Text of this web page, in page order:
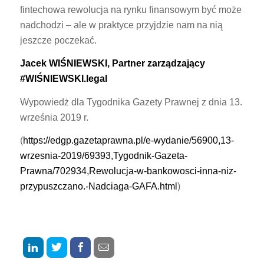
fintechowa rewolucja na rynku finansowym być może
nadchodzi – ale w praktyce przyjdzie nam na nią
jeszcze poczekać.
Jacek WIŚNIEWSKI, Partner zarządzający
#WIŚNIEWSKI.legal
Wypowiedż dla Tygodnika Gazety Prawnej z dnia 13.
września 2019 r.
(https://edgp.gazetaprawna.pl/e-wydanie/56900,13-
wrzesnia-2019/69393,Tygodnik-Gazeta-
Prawna/702934,Rewolucja-w-bankowosci-inna-niz-
przypuszczano.-Nadciaga-GAFA.html )